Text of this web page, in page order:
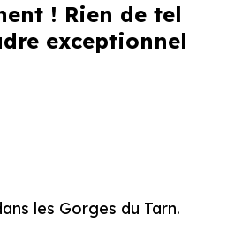
! Rien de tel
exceptionnel
les Gorges du Tarn.